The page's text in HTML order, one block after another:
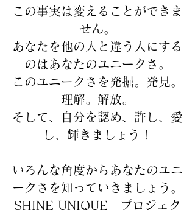
この事実は変えることができま
せん。
​あなたを他の人と違う人にする
のはあなたのユニークさ。
このユニークさを発掘。発見。
理解。解放。
​そして、自分を認め、許し、愛
し、輝きましょう！
いろんな角度からあなたのユニ
ークさを知っていきましょう。
SHINE UNIQUE プロジェク